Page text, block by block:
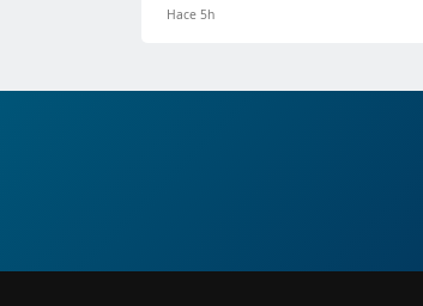
Hace 5h